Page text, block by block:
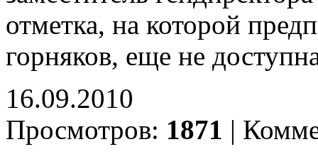
отметка, на которой
горняков, еще не
16.09.2010
Просмотров: 1871 |